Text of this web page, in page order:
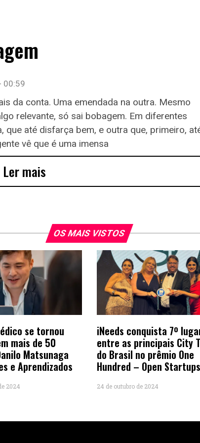
00:59
da conta. Uma emendada na outra. Mesmo
relevante, só sai bobagem. Em diferentes
que até disfarça bem, e outra que, primeiro,
vê que é uma imensa
Ler mais
OS MAIS VISTOS
se tornou
mais de 50
Matsunaga
e Aprendizados
2024
iNeeds conquista 7º
entre as principais City
do Brasil no prêmio One
Hundred – Open Startups
24 de outubro de 2024